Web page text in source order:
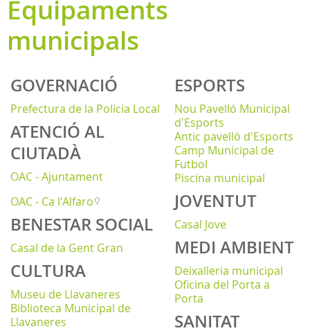
Equipaments
municipals
GOVERNACIÓ
Prefectura de la Policia Local
ATENCIÓ AL
CIUTADÀ
OAC - Ajuntament
OAC - Ca l'Alfaro
BENESTAR SOCIAL
Casal de la Gent Gran
CULTURA
Museu de Llavaneres
Biblioteca Municipal de
Llavaneres
ESPORTS
Nou Pavelló Municipal
d'Esports
Antic pavelló d'Esports
Camp Municipal de
Futbol
Piscina municipal
JOVENTUT
Casal Jove
MEDI AMBIENT
Deixalleria municipal
Oficina del Porta a
Porta
SANITAT